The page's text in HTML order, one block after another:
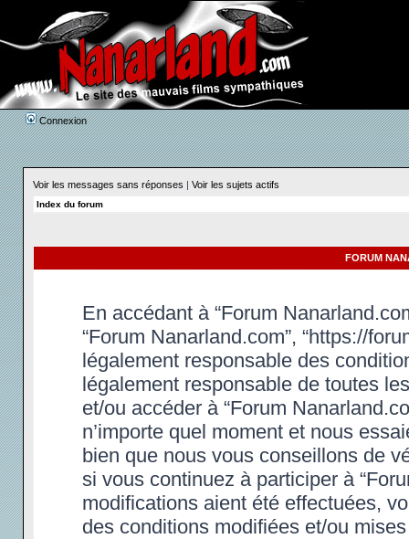
Connexion
Voir les messages sans réponses | Voir les sujets actifs
Index du forum
FORUM
En accédant à “Forum
“Forum Nanarland.com”, “https://
légalement responsable des
légalement responsable de toutes
et/ou accéder à “Forum
n’importe quel moment et nous
bien que nous vous conseillons de
si vous continuez à participer à
modifications aient été effectuées,
des conditions modifiées et/ou